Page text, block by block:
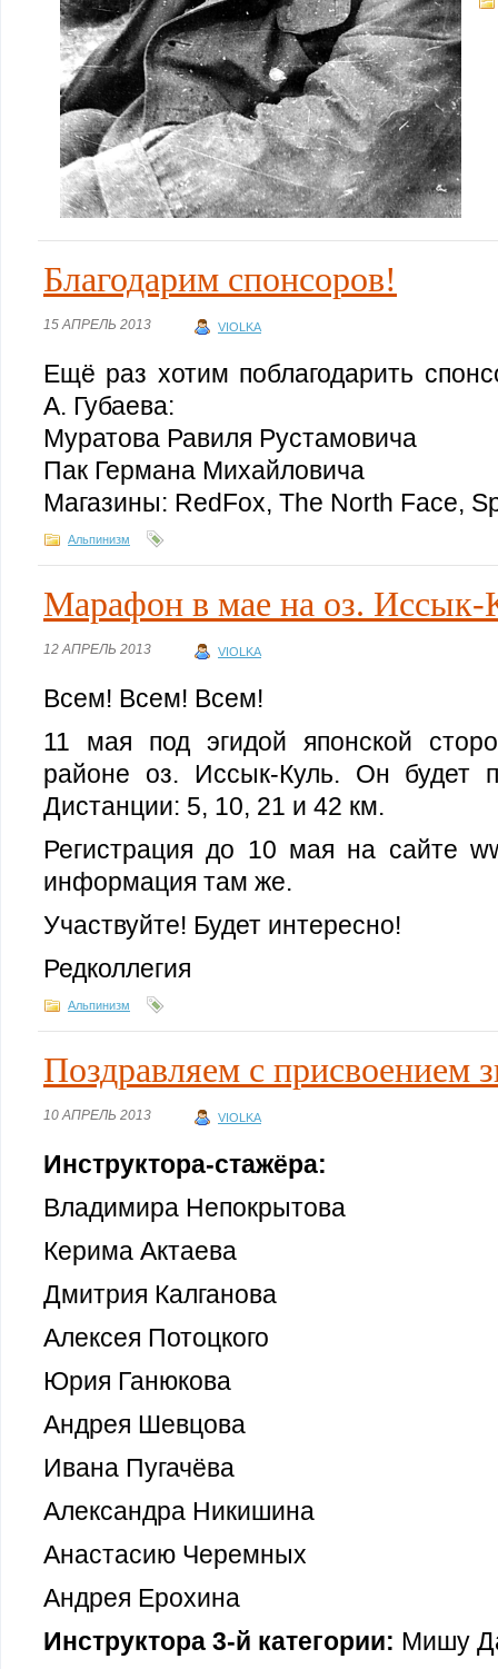
Благодарим спонсоров!
15 АПРЕЛЬ 2013 VIOLKA
Ещё раз хотим поблагодарить
А. Губаева:
Муратова Равиля Рустамовича
Пак Германа Михайловича
Магазины: RedFox, The North Face,
Альпинизм
Марафон в мае на оз. Иссык-
12 АПРЕЛЬ 2013 VIOLKA
Всем! Всем! Всем!
11 мая под эгидой японской
районе оз. Иссык-Куль. Он будет
Дистанции: 5, 10, 21 и 42 км.
Регистрация до 10 мая на сайте
информация там же.
Участвуйте! Будет интересно!
Редколлегия
Альпинизм
Поздравляем с присвоением
10 АПРЕЛЬ 2013 VIOLKA
Инструктора-стажёра:
Владимира Непокрытова
Керима Актаева
Дмитрия Калганова
Алексея Потоцкого
Юрия Ганюкова
Андрея Шевцова
Ивана Пугачёва
Александра Никишина
Анастасию Черемных
Андрея Ерохина
Инструктора 3-й категории: Мишу